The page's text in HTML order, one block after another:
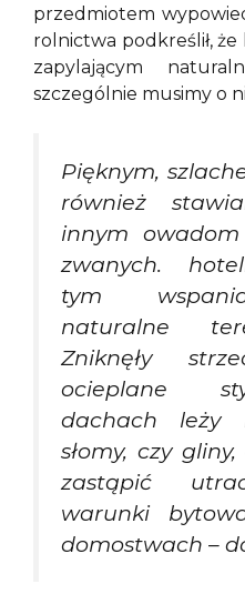
przedmiotem
rolnictwa podkreślił,
zapylającym
szczególnie musimy o
Pięknym,
również
innym
zwanych.
tym
naturalne
Zniknęły
ocieplane
dachach leży
słomy, czy
zastąpić
warunki
domostwach –